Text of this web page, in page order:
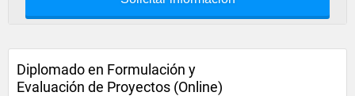
Diplomado en Formulación y
Evaluación de Proyectos (Online)